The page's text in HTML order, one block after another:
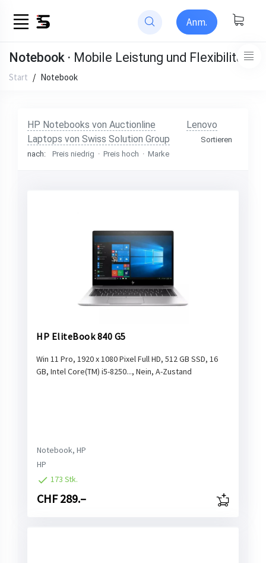
Anm.
Notebook · Mobile Leistung und Flexibilität
Start / Notebook
HP Notebooks von Auctionline
Lenovo
Laptops von Swiss Solution Group
Sortieren
nach:
Preis niedrig · Preis hoch · Marke
85 Produkte auf Lager
HP EliteBook 840 G5
Win 11 Pro, 1920 x 1080 Pixel Full HD, 512 GB SSD, 16
GB, Intel Core(TM) i5-8250..., Nein, A-Zustand
Notebook, HP
HP
173 Stk.
CHF 289.–